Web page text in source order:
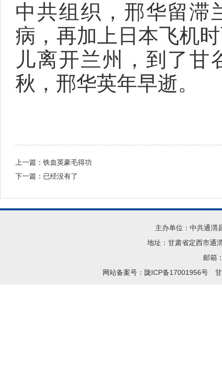
中共组织，邢华留滞
病，再加上日本飞机
儿离开兰州，到了甘
秋，邢华英年早逝。
上一篇： 铁血英豪毛得功
下一篇：已经没有了
主办单位：中共通渭
地址：甘肃省定西市通
邮箱
网站备案号：陇ICP备17001956号